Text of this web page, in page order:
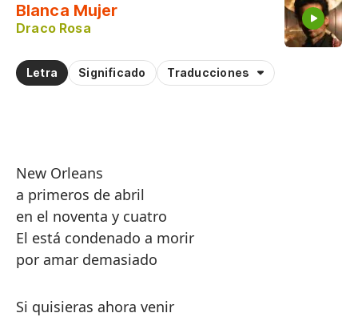
Blanca Mujer
Draco Rosa
Letra Significado Traducciones
New Orleans
a primeros de abril
en el noventa y cuatro
El está condenado a morir
por amar demasiado
Si quisieras ahora venir
Practicar la pronunciación de